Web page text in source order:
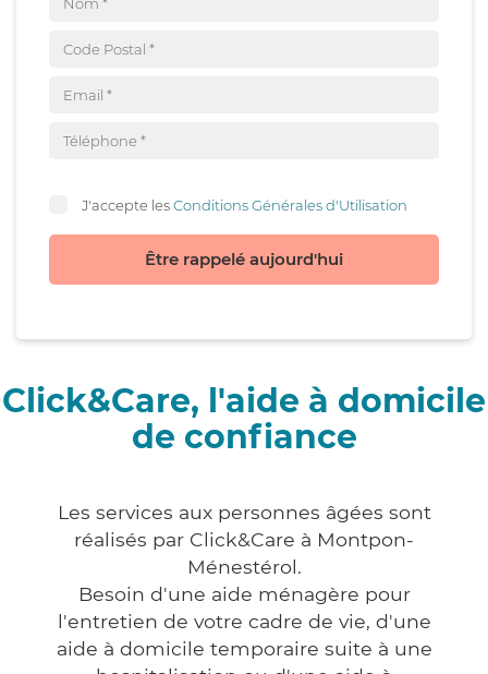
J'accepte lesConditions Générales d'Utilisation
Être rappelé aujourd'hui
Click&Care, l'aide à domicile
de confiance
Les services aux personnes âgées sont
réalisés par Click&Care à Montpon-
Ménestérol.
Besoin d'une aide ménagère pour
l'entretien de votre cadre de vie, d'une
aide à domicile temporaire suite à une